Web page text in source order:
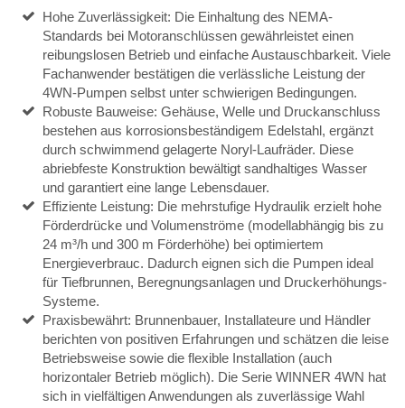
Hohe Zuverlässigkeit: Die Einhaltung des NEMA-
Standards bei Motoranschlüssen gewährleistet einen
reibungslosen Betrieb und einfache Austauschbarkeit. Viele
Fachanwender bestätigen die verlässliche Leistung der
4WN-Pumpen selbst unter schwierigen Bedingungen.
Robuste Bauweise: Gehäuse, Welle und Druckanschluss
bestehen aus korrosionsbeständigem Edelstahl, ergänzt
durch schwimmend gelagerte Noryl-Laufräder. Diese
abriebfeste Konstruktion bewältigt sandhaltiges Wasser
und garantiert eine lange Lebensdauer.
Effiziente Leistung: Die mehrstufige Hydraulik erzielt hohe
Förderdrücke und Volumenströme (modellabhängig bis zu
24 m³/h und 300 m Förderhöhe) bei optimiertem
Energieverbrauc. Dadurch eignen sich die Pumpen ideal
für Tiefbrunnen, Beregnungsanlagen und Druckerhöhungs-
Systeme.
Praxisbewährt: Brunnenbauer, Installateure und Händler
berichten von positiven Erfahrungen und schätzen die leise
Betriebsweise sowie die flexible Installation (auch
horizontaler Betrieb möglich). Die Serie WINNER 4WN hat
sich in vielfältigen Anwendungen als zuverlässige Wahl